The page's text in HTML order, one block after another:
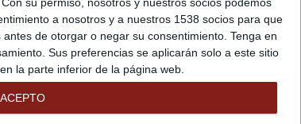
a nosotros y a nuestros 1538 socios para que
de otorgar o negar su consentimiento. Tenga en
Sus preferencias se aplicarán solo a este sitio
la parte inferior de la página web.
ACEPTO